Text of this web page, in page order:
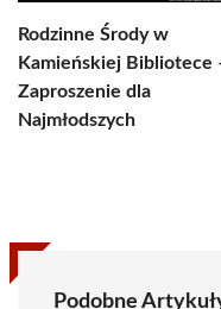
Rodzinne Środy w
Kamieńskiej Bibliotece
Zaproszenie dla
Najmłodszych
Podobne